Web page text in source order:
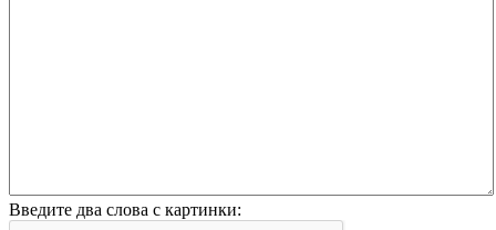
Введите два слова с картинки: